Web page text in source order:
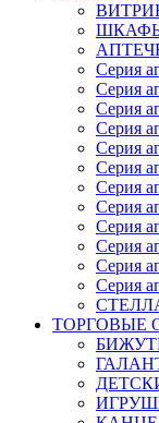
Серия
Серия
Серия
Серия
Серия
Серия
Серия
Серия
Серия
Серия
Серия
Серия
ТОРГОВЫЕ